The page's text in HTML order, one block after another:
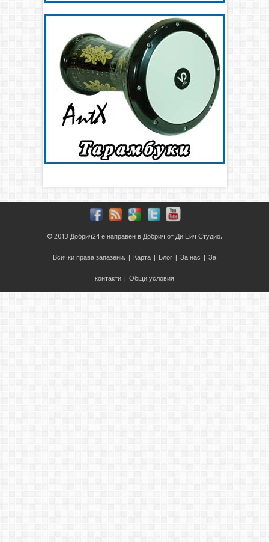
© 2013 Добрич24 е направен в Добрич от Ди Ейч Студио.
Всички права запазени. | Карта Блог За нас За
контакти Общи условия